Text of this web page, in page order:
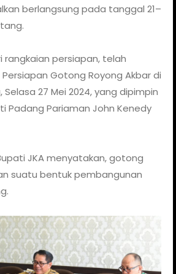
berlangsung pada tanggal 21–
rangkaian persiapan, telah
Gotong Royong Akbar di
27 Mei 2024, yang dipimpin
Padang Pariaman John Kenedy
JKA menyatakan, gotong
suatu bentuk pembangunan